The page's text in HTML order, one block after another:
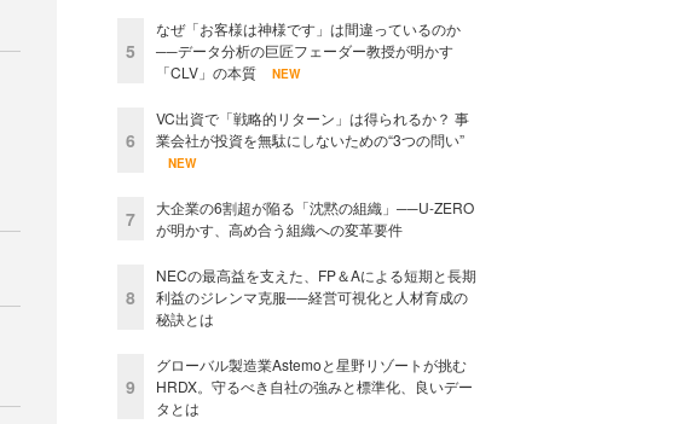
5
なぜ「お客様は神様です」は間違っているのか
──データ分析の巨匠フェーダー教授が明かす
「CLV」の本質
NEW
6
VC出資で「戦略的リターン」は得られるか？ 事
業会社が投資を無駄にしないための“3つの問い”
NEW
7
大企業の6割超が陥る「沈黙の組織」──U-ZERO
が明かす、高め合う組織への変革要件
8
NECの最高益を支えた、FP＆Aによる短期と長期
利益のジレンマ克服──経営可視化と人材育成の
秘訣とは
9
グローバル製造業Astemoと星野リゾートが挑む
HRDX。守るべき自社の強みと標準化、良いデー
タとは